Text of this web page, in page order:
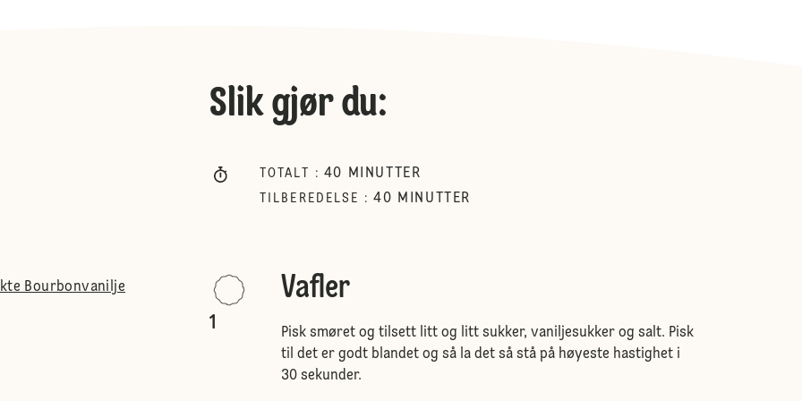
Bourbonvanilje
Slik gjør du:
TOTALT : 40 MINUTTER
TILBEREDELSE : 40 MINUTTER
1
Vafler
Pisk smøret og tilsett litt og litt sukker, vaniljesukker og salt. Pisk
til det er godt blandet og så la det så stå på høyeste hastighet i
30 sekunder.